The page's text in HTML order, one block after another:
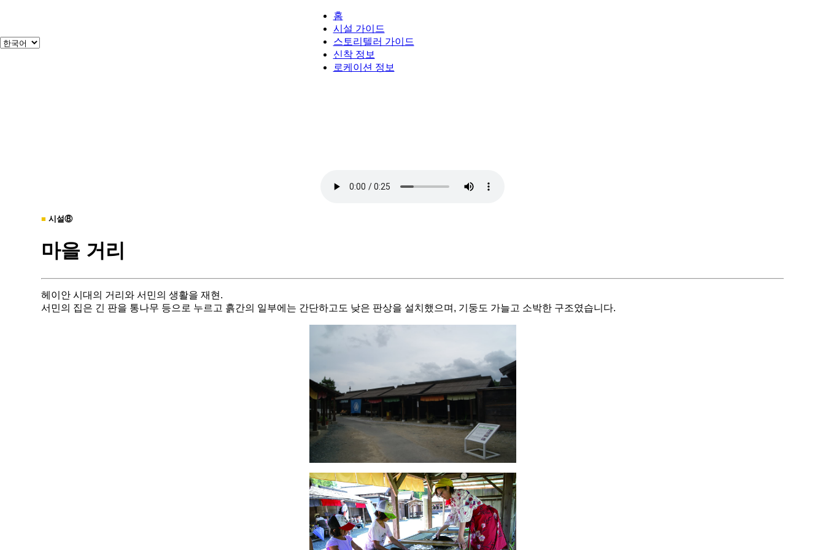
홈
시설 가이드
스토리텔러 가이드
신착 정보
로케이션 정보
■시설⑧
마을 거리
헤이안 시대의 거리와 서민의 생활을 재현.
서민의 집은 긴 판을 통나무 등으로 누르고 흙간의 일부에는 간단하고도 낮은 판상을 설치했으며, 기둥도 가늘고 소박한 구조였습니다.